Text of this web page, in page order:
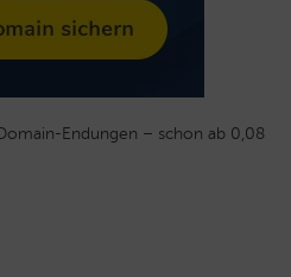
Endungen – schon ab 0,08